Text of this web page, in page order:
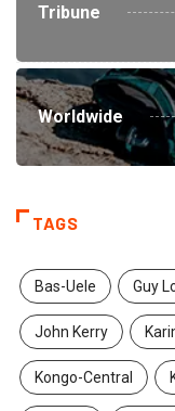
Tribune
Worldwide
TAGS
Bas-Uele Guy
John Kerry
Kongo-Central